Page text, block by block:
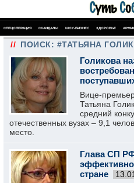
СПЕЦОПЕРАЦИЯ СКАНДАЛЫ ШОУ-БИЗНЕС ЗДОРОВЬЕ
// ПОИСК: #ТАТЬЯНА
Голикова
Вице-
Татьяна
средний
отечественных вузах – 9,1
место.
Глава СП
стране